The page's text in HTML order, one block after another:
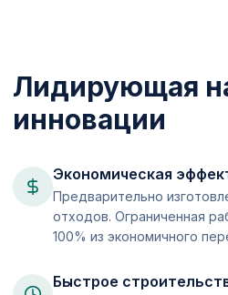
Лидирующая
инновации
Экономическая
Предварительно
отходов. Ограниченная
100% из экономичного
Быстрое